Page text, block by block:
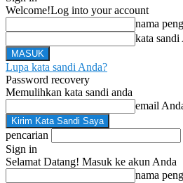
Welcome!Log into your account
nama
kata sandi
Lupa kata sandi Anda?
Password recovery
Memulihkan kata sandi anda
email
pencarian
Sign in
Selamat Datang! Masuk ke akun Anda
nama